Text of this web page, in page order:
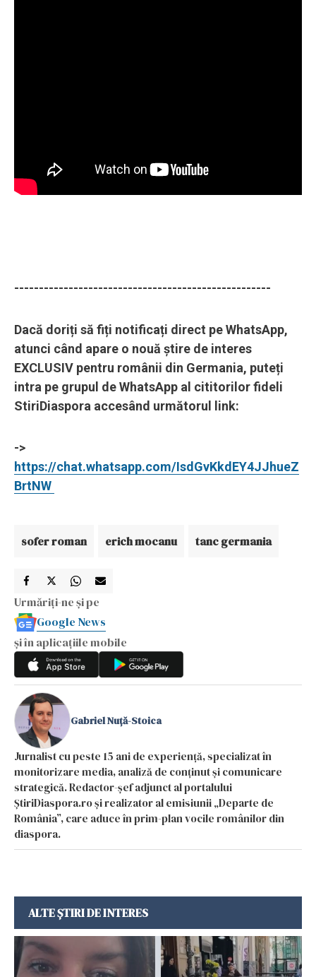
----------------------------------------------------
Dacă doriți să fiți notificați direct pe WhatsApp,
atunci când apare o nouă știre de interes
EXCLUSIV pentru românii din Germania, puteți
intra pe grupul de WhatsApp al cititorilor fideli
StiriDiaspora accesând următorul link:
->
https://chat.whatsapp.com/IsdGvKkdEY4JJhueZ
BrtNW
sofer roman erich mocanu tanc germania
Urmăriți-ne și pe
Google News
și în aplicațiile mobile
Gabriel Nuță-Stoica
Jurnalist cu peste 15 ani de experiență, specializat în
monitorizare media, analiză de conținut și comunicare
strategică. Redactor-șef adjunct al portalului
ȘtiriDiaspora.ro și realizator al emisiunii „Departe de
România”, care aduce în prim-plan vocile românilor din
diaspora.
ALTE ȘTIRI DE INTERES